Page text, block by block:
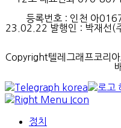
등록번호 : 인천 아
23.02.22 발행인 : 박재선(
Copyright텔레그래프코리
정치